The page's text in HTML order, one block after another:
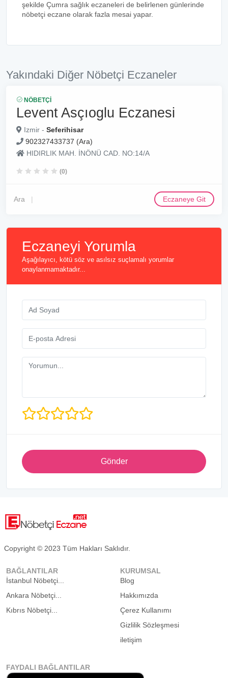
şekilde Çumra sağlık eczaneleri de belirlenen günlerinde
nöbetçi eczane olarak fazla mesai yapar.
Yakındaki Diğer Nöbetçi Eczaneler
NÖBETÇI
Levent Asçıoglu Eczanesi
Izmir - Seferihisar
902327433737 (Ara)
HIDIRLIK MAH. İNÖNÜ CAD. NO:14/A
(0)
Ara Eczaneye Git
Eczaneyi Yorumla
Aşağılayıcı, kötü söz ve asılsız suçlamalı yorumlar
onaylanmamaktadır...
Gönder
Copyright © 2023 Tüm Hakları Saklıdır.
BAĞLANTILAR
İstanbul Nöbetçi...
Ankara Nöbetçi...
Kıbrıs Nöbetçi...
KURUMSAL
Blog
Hakkımızda
Çerez Kullanımı
Gizlilik Sözleşmesi
iletişim
FAYDALI BAĞLANTILAR